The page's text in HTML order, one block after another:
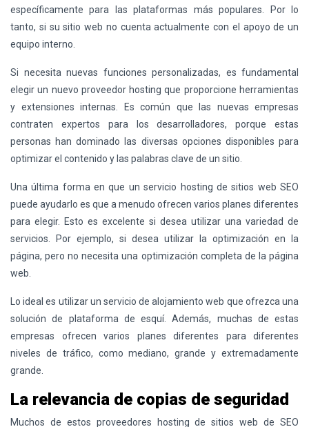
específicamente para las plataformas más populares. Por lo
tanto, si su sitio web no cuenta actualmente con el apoyo de un
equipo interno.
Si necesita nuevas funciones personalizadas, es fundamental
elegir un nuevo proveedor hosting que proporcione herramientas
y extensiones internas. Es común que las nuevas empresas
contraten expertos para los desarrolladores, porque estas
personas han dominado las diversas opciones disponibles para
optimizar el contenido y las palabras clave de un sitio.
Una última forma en que un servicio hosting de sitios web SEO
puede ayudarlo es que a menudo ofrecen varios planes diferentes
para elegir. Esto es excelente si desea utilizar una variedad de
servicios. Por ejemplo, si desea utilizar la optimización en la
página, pero no necesita una optimización completa de la página
web.
Lo ideal es utilizar un servicio de alojamiento web que ofrezca una
solución de plataforma de esquí. Además, muchas de estas
empresas ofrecen varios planes diferentes para diferentes
niveles de tráfico, como mediano, grande y extremadamente
grande.
La relevancia de copias de seguridad
Muchos de estos proveedores hosting de sitios web de SEO